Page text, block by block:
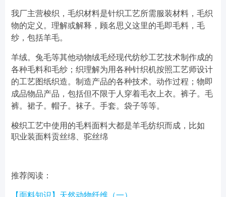
我厂主营梭织，毛织材料是针织工艺所需服装材料，毛织
物的定义。理解或解释，顾名思义这里的毛即毛料，毛
纱，包括羊毛。
羊绒。兔毛等其他动物绒毛经现代纺纱工艺技术制作成的
各种毛料和毛纱；织理解为用各种针织机按照工艺师设计
的工艺图纸织造。制造产品的各种技术。动作过程；物即
成品物品产品，包括但不限于人穿着毛衣上衣。裤子。毛
裤。裙子。帽子。袜子。手套。袋子等等。
梭织工艺中使用的毛料面料大都是羊毛纺织而成，比如
职业装面料贡丝绵、驼丝绵
推荐阅读：
【面料知识】天然动物纤维（一）